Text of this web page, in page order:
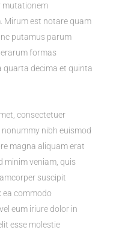
mutationem
Mirum est notare quam
putamus parum
formas
quarta decima et quinta
consectetuer
nibh euismod
magna aliquam erat
minim veniam, quis
suscipit
ea commodo
eum iriure dolor in
esse molestie